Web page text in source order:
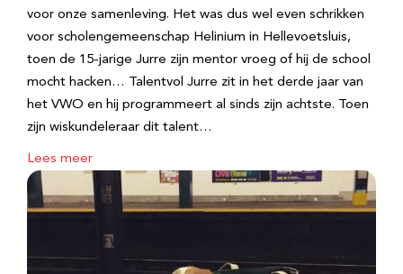
voor onze samenleving. Het was dus wel even schrikken
voor scholengemeenschap Helinium in Hellevoetsluis,
toen de 15-jarige Jurre zijn mentor vroeg of hij de school
mocht hacken… Talentvol Jurre zit in het derde jaar van
het VWO en hij programmeert al sinds zijn achtste. Toen
zijn wiskundeleraar dit talent…
Lees meer